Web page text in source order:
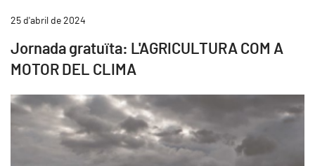
25 d'abril de 2024
Jornada gratuïta: L'AGRICULTURA COM A
MOTOR DEL CLIMA